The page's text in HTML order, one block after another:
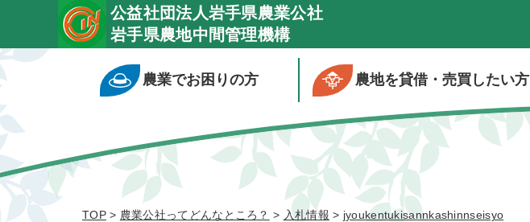
公益社団法人岩手県農業公社
岩手県農地中間管理機構
農業でお困りの方 農地を貸借・売買したい方
TOP> 農業公社ってどんなところ？ > 入札情報 > jyoukentukisannkashinnseisyo